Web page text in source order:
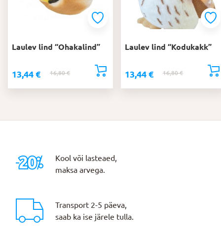
Laulev lind “Ohakalind”
16,80€Algne
13,44 €
Praegune
Laulev lind “Kodukakk”
16,80€Algne
13,44 €
Praegune
Kool või lasteaed,
maksa arvega.
Transport 2-5 päeva,
saab ka ise järele tulla.